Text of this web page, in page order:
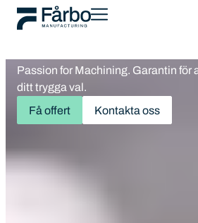
med precision
Passion for Machining. Garantin för
ditt trygga val.
Få offert
Kontakta oss